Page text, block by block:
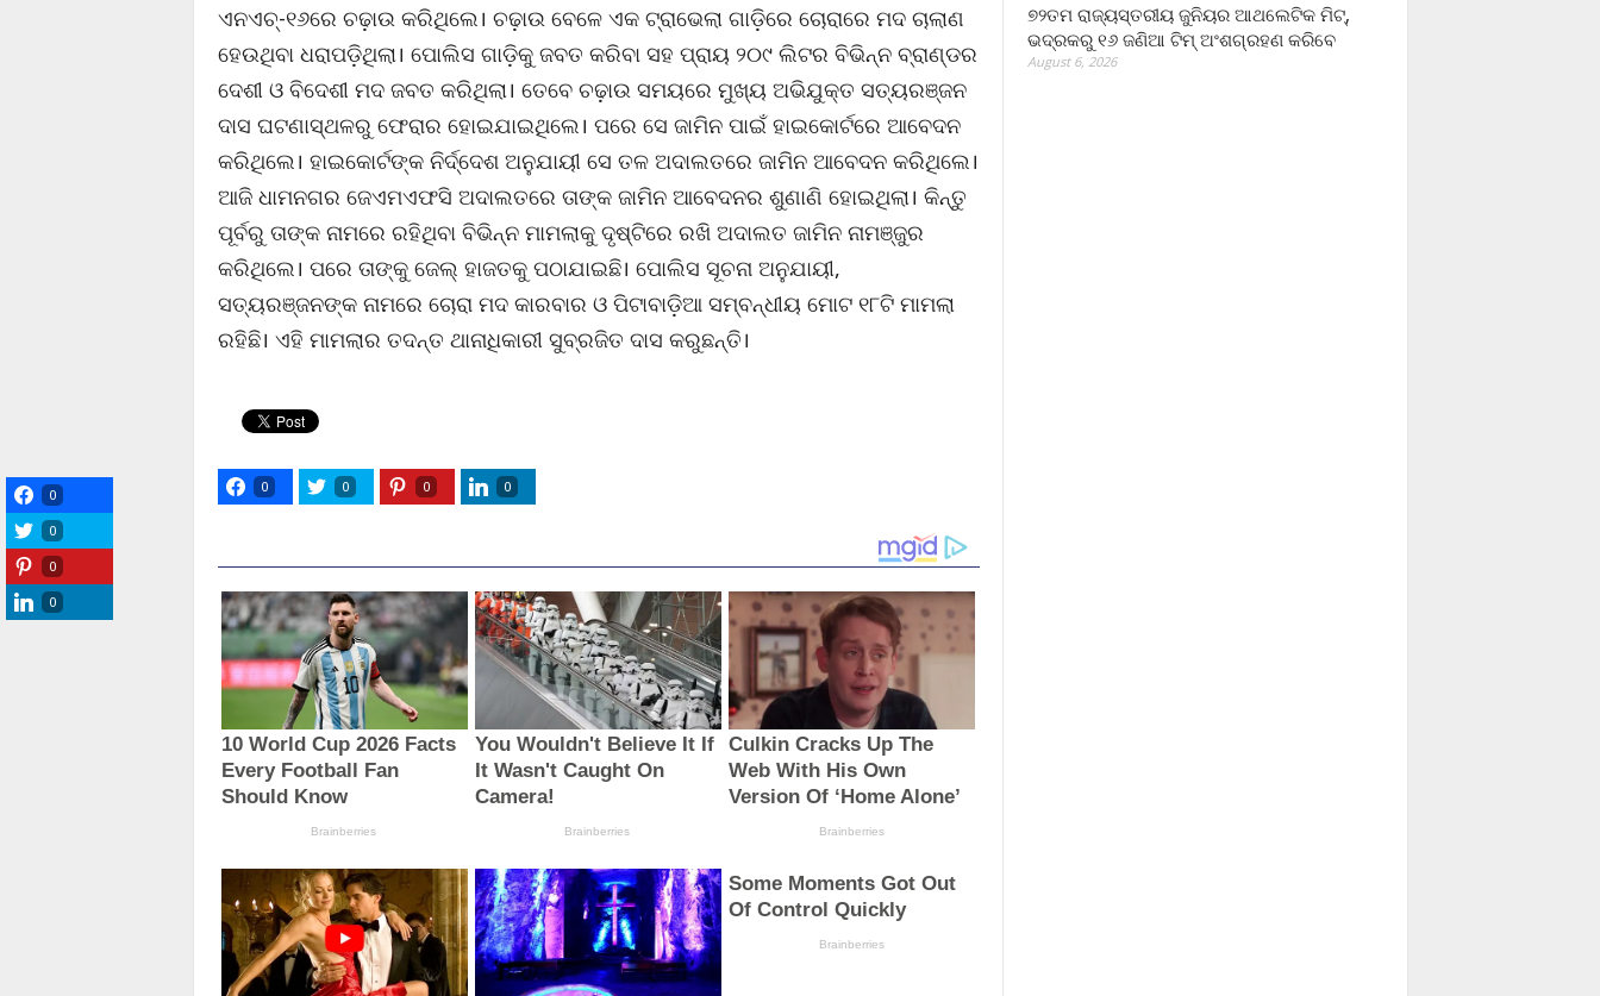
ଏନଏଚ୍‌-୧୬ରେ ଚଢ଼ାଉ କରିଥିଲେ। ଚଢ଼ାଉ ବେଳେ ଏକ ଟ୍ରାଭେଲା ଗାଡ଼ିରେ ଚୋରାରେ ମଦ ଚାଲାଣ
ହେଉଥିବା ଧରାପଡ଼ିଥିଲା। ପୋଲିସ ଗାଡ଼ିକୁ ଜବତ କରିବା ସହ ପ୍ରାୟ ୨୦୯ ଲିଟର ବିଭିନ୍ନ ବ୍ରାଣ୍ଡର
ଦେଶୀ ଓ ବିଦେଶୀ ମଦ ଜବତ କରିଥିଲା। ତେବେ ଚଢ଼ାଉ ସମୟରେ ମୁଖ୍ୟ ଅଭିଯୁକ୍ତ ସତ୍ୟରଞ୍ଜନ
ଦାସ ଘଟଣାସ୍ଥଳରୁ ଫେରାର ହୋଇଯାଇଥିଲେ। ପରେ ସେ ଜାମିନ ପାଇଁ ହାଇକୋର୍ଟରେ ଆବେଦନ
କରିଥିଲେ। ହାଇକୋର୍ଟଙ୍କ ନିର୍ଦ୍ଦେଶ ଅନୁଯାୟୀ ସେ ତଳ ଅଦାଲତରେ ଜାମିନ ଆବେଦନ କରିଥିଲେ।
ଆଜି ଧାମନଗର ଜେଏମଏଫସି ଅଦାଲତରେ ତାଙ୍କ ଜାମିନ ଆବେଦନର ଶୁଣାଣି ହୋଇଥିଲା। କିନ୍ତୁ
ପୂର୍ବରୁ ତାଙ୍କ ନାମରେ ରହିଥିବା ବିଭିନ୍ନ ମାମଲାକୁ ଦୃଷ୍ଟିରେ ରଖି ଅଦାଲତ ଜାମିନ ନାମଞ୍ଜୁର
କରିଥିଲେ। ପରେ ତାଙ୍କୁ ଜେଲ୍ ହାଜତକୁ ପଠାଯାଇଛି। ପୋଲିସ ସୂଚନା ଅନୁଯାୟୀ,
ସତ୍ୟରଞ୍ଜନଙ୍କ ନାମରେ ଚୋରା ମଦ କାରବାର ଓ ପିଟାବାଡ଼ିଆ ସମ୍ବନ୍ଧୀୟ ମୋଟ ୧୮ଟି ମାମଲା
ରହିଛି। ଏହି ମାମଲାର ତଦନ୍ତ ଥାନାଧିକାରୀ ସୁବ୍ରଜିତ ଦାସ କରୁଛନ୍ତି।
0 0 0 0
୭୨ତମ ରାଜ୍ୟସ୍ତରୀୟ ଜୁନିୟର ଆଥଲେଟିକ ମିଟ୍‌,
ଭଦ୍ରକରୁ ୧୬ ଜଣିଆ ଟିମ୍ ଅଂଶଗ୍ରହଣ କରିବେ
August 6, 2026
0
0
0
0